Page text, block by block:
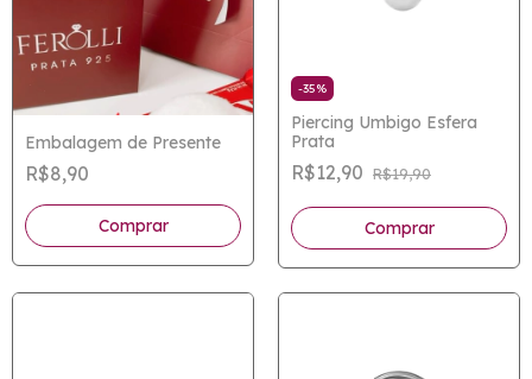
Embalagem de Presente
R$8,90
-35%
Piercing Umbigo Esfera
Prata
R$12,90 R$19,90